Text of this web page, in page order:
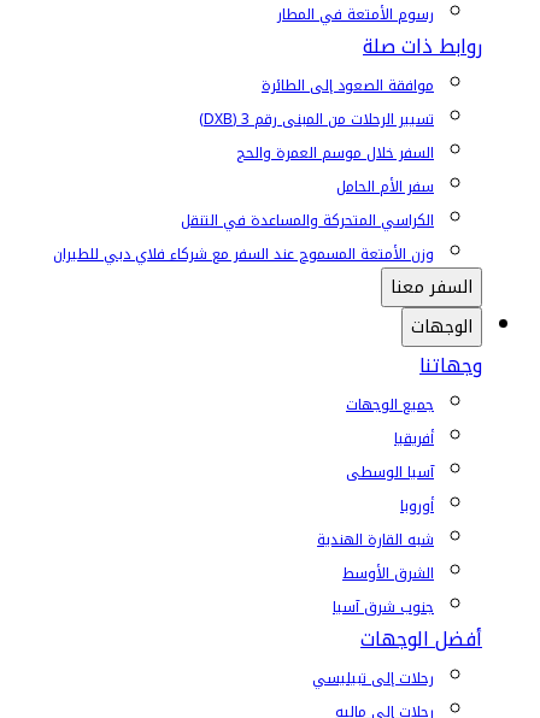
رسوم الأمتعة في المطار
روابط ذات صلة
موافقة الصعود إلى الطائرة
تسيير الرحلات من المبنى رقم 3 (DXB)
السفر خلال موسم العمرة والحج
سفر الأم الحامل
الكراسي المتحركة والمساعدة في التنقل
وزن الأمتعة المسموح عند السفر مع شركاء فلاي دبي للطيران
السفر معنا
الوجهات
وجهاتنا
جميع الوجهات
أفريقيا
آسيا الوسطى
أوروبا
شبه القارة الهندية
الشرق الأوسط
جنوب شرق آسيا
أفضل الوجهات
رحلات إلى تبيليسي
رحلات إلى ماليه